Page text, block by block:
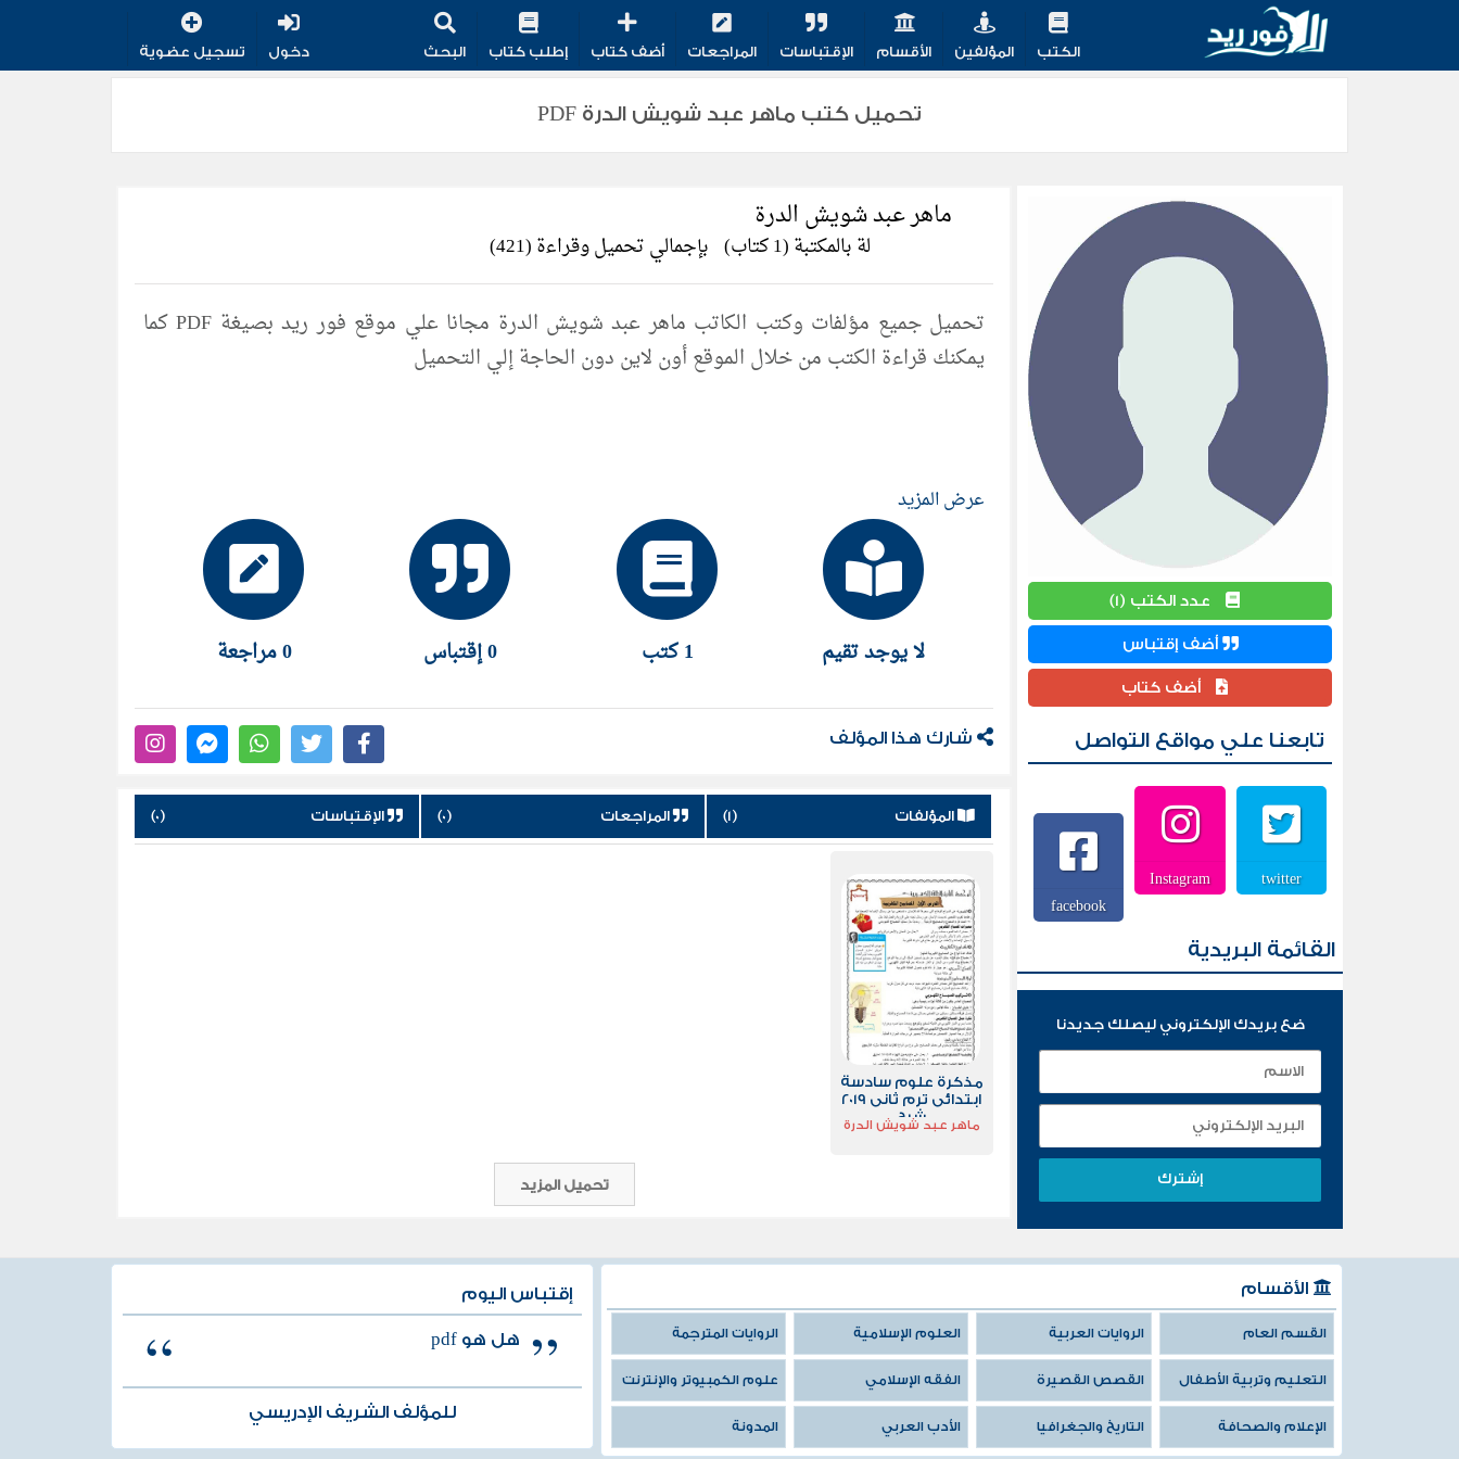
الكتب المؤلفين الأقسام الإقتباسات المراجعات أضف كتاب إطلب كتاب البحث دخول تسجيل عضوية
تحميل كتب ماهر عبد شويش الدرة PDF
ماهر عبد شويش الدرة
لة بالمكتبة (1 كتاب) بإجمالي تحميل وقراءة (421)
تحميل جميع مؤلفات وكتب الكاتب ماهر عبد شويش الدرة مجانا علي موقع فور ريد بصيغة PDF كما
يمكنك قراءة الكتب من خلال الموقع أون لاين دون الحاجة إلي التحميل
عرض المزيد
لا يوجد تقيم 1 كتب 0 إقتباس 0 مراجعة
شارك هذا المؤلف
المؤلفات (1) المراجعات (0) الإقتباسات (0)
مذكرة علوم سادسة
ابتدائى ترم ثانى 2019
شرح
ماهر عبد شويش الدرة
تحميل المزيد
عدد الكتب (1)
أضف إقتباس
أضف كتاب
تابعنا علي مواقع التواصل
twitter
Instagram
facebook
القائمة البريدية
ضع بريدك الإلكتروني ليصلك جديدنا
الأقسام
القسم العام الروايات العربية العلوم الإسلامية الروايات المترجمة
التعليم وتربية الأطفال القصص القصيرة الفقه الإسلامي علوم الكمبيوتر والإنترنت
الإعلام والصحافة التاريخ والجغرافيا الأدب العربي المدونة
إقتباس اليوم
هل هو pdf
للمؤلف الشريف الإدريسي